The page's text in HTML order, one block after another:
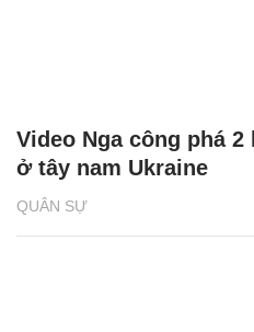
QUÂN SỰ
Video Nga công phá
ở tây nam Ukraine